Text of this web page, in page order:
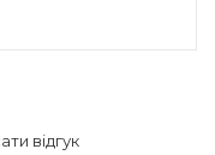
відгук